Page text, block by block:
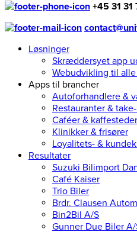
+45 31 31
Løsninger
Skræddersyet app
Webudvikling til
Apps til brancher
Autoforhandlere &
Restauranter &
Caféer & kaffesteder
Klinikker & frisører
Loyalitets- &
Resultater
Suzuki Bilimport
Café Kaiser
Trio Biler
Brdr. Clausen
Bin2Bil A/S
Gunner Due Biler A/